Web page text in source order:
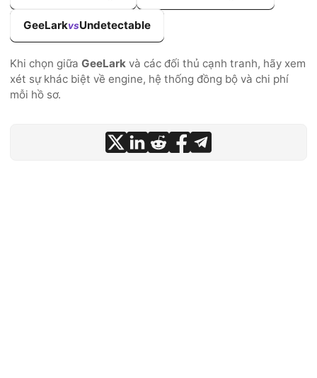
GeeLarkvsUndetectable
Khi chọn giữa GeeLark và các đối thủ cạnh tranh, hãy xem
xét sự khác biệt về engine, hệ thống đồng bộ và chi phí
mỗi hồ sơ.